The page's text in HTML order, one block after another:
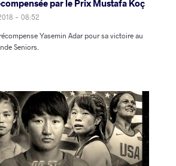
par le Prix Mustafa Koç
- 08:52
Yasemin Adar pour sa victoire au
Seniors.